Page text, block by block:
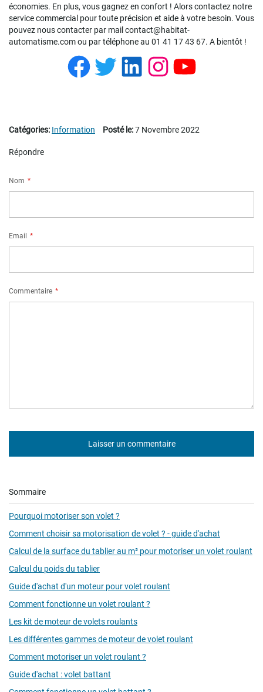
économies. En plus, vous gagnez en confort ! Alors contactez notre
service commercial pour toute précision et aide à votre besoin. Vous
pouvez nous contacter par mail contact@habitat-
automatisme.com ou par téléphone au 01 41 17 43 67. A bientôt !
Facebook
Twitter
LinkedIn
Instagram
YouTube
Catégories: Information Posté le:7 Novembre 2022
Répondre
Nom
Email
Commentaire
Laisser un commentaire
Sommaire
Pourquoi motoriser son volet ?
Comment choisir sa motorisation de volet ? - guide d'achat
Calcul de la surface du tablier au m² pour motoriser un volet roulant
Calcul du poids du tablier
Guide d'achat d'un moteur pour volet roulant
Comment fonctionne un volet roulant ?
Les kit de moteur de volets roulants
Les différentes gammes de moteur de volet roulant
Comment motoriser un volet roulant ?
Guide d'achat : volet battant